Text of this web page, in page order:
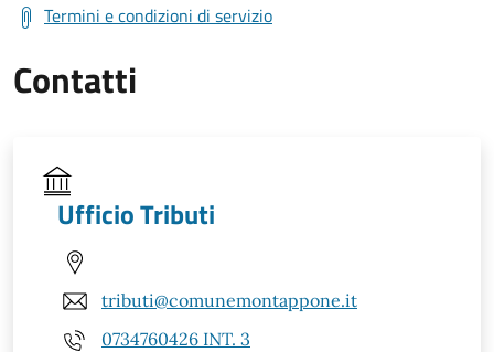
Termini e condizioni di servizio
Contatti
Ufficio Tributi
tributi@comunemontappone.it
0734760426 INT. 3